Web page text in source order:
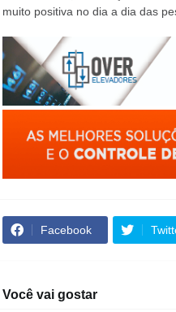
muito positiva no dia a dia das
Facebook
Você vai gostar